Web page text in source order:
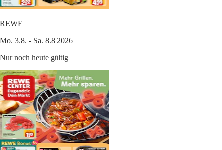
REWE
Mo. 3.8. - Sa. 8.8.2026
Nur noch heute gültig